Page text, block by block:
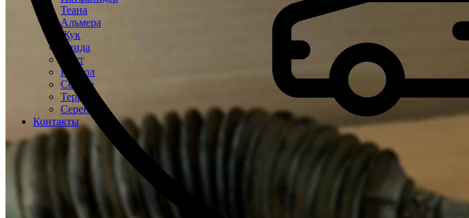
Теана
Альмера
Жук
Тиида
Ноут
Патрол
Сентра
Террано
Серена
Контакты